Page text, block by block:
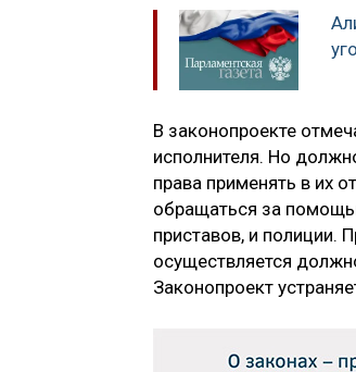
В законопроекте
исполнителя. Но
права применять в их
обращаться за
приставов, и полиции.
осуществляется
Законопроект